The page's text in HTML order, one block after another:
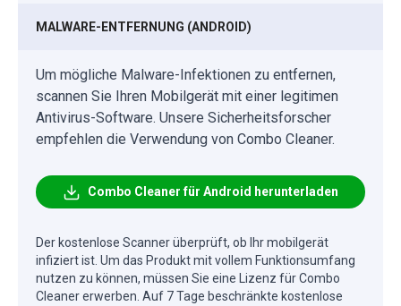
MALWARE-ENTFERNUNG (ANDROID)
Um mögliche Malware-Infektionen zu entfernen,
scannen Sie Ihren Mobilgerät mit einer legitimen
Antivirus-Software. Unsere Sicherheitsforscher
empfehlen die Verwendung von Combo Cleaner.
Combo Cleaner für Android herunterladen
Der kostenlose Scanner überprüft, ob Ihr mobilgerät
infiziert ist. Um das Produkt mit vollem Funktionsumfang
nutzen zu können, müssen Sie eine Lizenz für Combo
Cleaner erwerben. Auf 7 Tage beschränkte kostenlose